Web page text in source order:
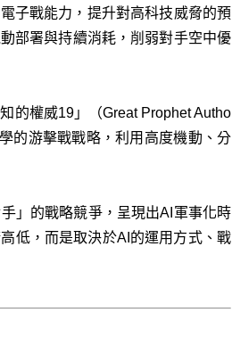
子戰能力，提升對高科技威脅的預
部署與持續消耗，削弱對手空中優
的權威19」（Great Prophet Autho
的游擊戰戰略，利用高度機動、分
」的戰略競爭，呈現出AI軍事化時
低，而是取決於AI的運用方式、戰